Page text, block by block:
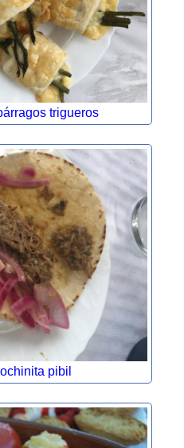
trigueros
pibil